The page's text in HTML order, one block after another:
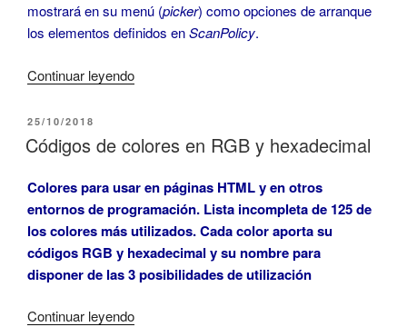
mostrará en su menú (picker) como opciones de arranque
los elementos definidos enScanPolicy.
Continuar leyendo«Cómo
en
PUBLICADO
EL
25/10/2018
Códigos de colores en RGB y hexadecimal
Colores para usar en páginas HTML y en otros
entornos de programación. Lista incompleta de 125 de
los colores más utilizados. Cada color aporta su
códigos RGB y hexadecimal y su nombre para
disponer de las 3 posibilidades de utilización
Continuar leyendo«Códigos